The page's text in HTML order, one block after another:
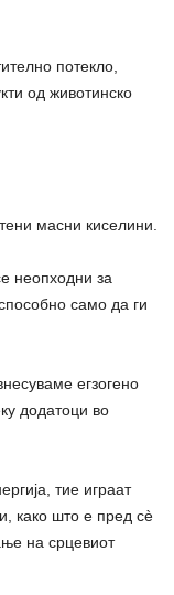
потекло,
од животинско
масни киселини.
неопходни за
само да ги
егзогено
додатоци во
тие играат
како што е пред сè
на срцевиот